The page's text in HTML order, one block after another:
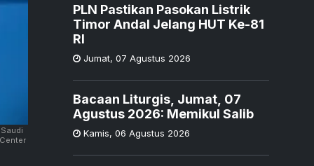
PLN Pastikan Pasokan Listrik
Timor Andal Jelang HUT Ke-81
RI
Jumat, 07 Agustus 2026
Bacaan Liturgis, Jumat, 07
Agustus 2026: Memikul Salib
Kamis, 06 Agustus 2026